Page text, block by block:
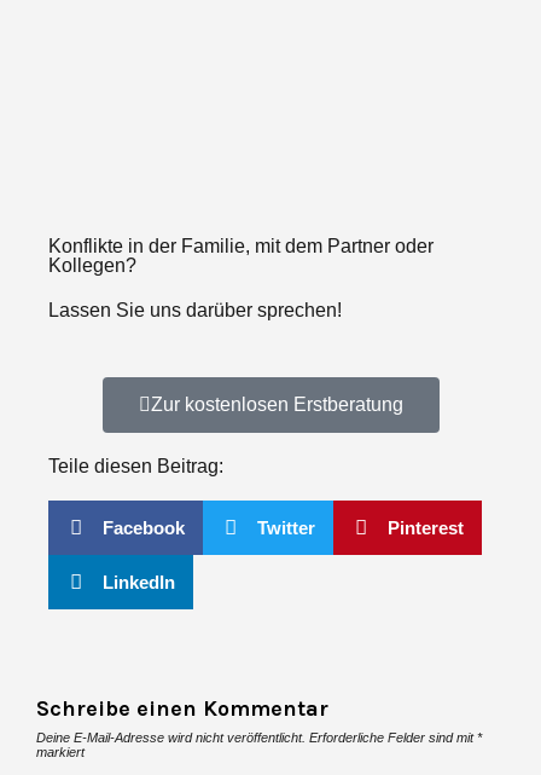
Konflikte in der Familie, mit dem Partner oder
Kollegen?
Lassen Sie uns darüber sprechen!
Zur kostenlosen Erstberatung
Teile diesen Beitrag:
Facebook Twitter Pinterest
LinkedIn
Schreibe einen Kommentar
Deine E-Mail-Adresse wird nicht veröffentlicht. Erforderliche Felder sind mit*
markiert